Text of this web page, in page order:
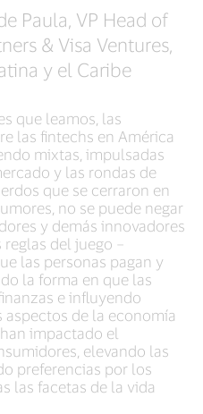
Paula, VP Head of
& Visa Ventures,
y el Caribe
que leamos, las
las fintechs en América
mixtas, impulsadas
y las rondas de
que se cerraron en
no se puede negar
y demás innovadores
del juego –
las personas pagan y
la forma en que las
e influyendo
de la economía
impactado el
elevando las
preferencias por los
las facetas de la vida